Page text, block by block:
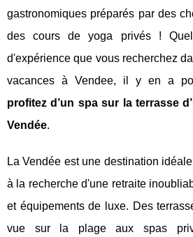
gastronomiques préparés par des
des cours de yoga privés !
d'expérience que vous recherchez
vacances à Vendee, il y en a
profitez d’un spa sur la terrasse
Vendée.
La Vendée est une destination
à la recherche d'une retraite
et équipements de luxe. Des
vue sur la plage aux spas